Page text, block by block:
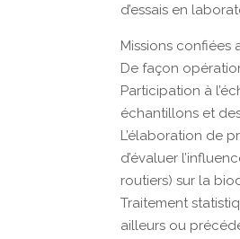
d’essais en
Missions confiées
De façon
Participation à
échantillons et
L’élaboration de
d’évaluer
routiers) sur la
Traitement
ailleurs ou